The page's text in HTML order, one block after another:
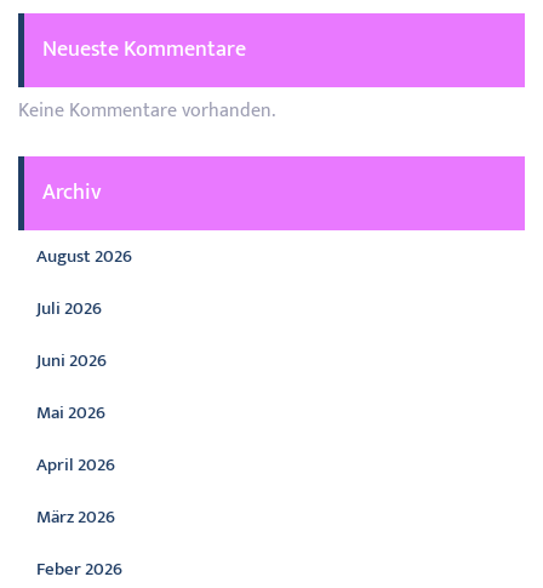
Neueste Kommentare
Keine Kommentare vorhanden.
Archiv
August 2026
Juli 2026
Juni 2026
Mai 2026
April 2026
März 2026
Feber 2026